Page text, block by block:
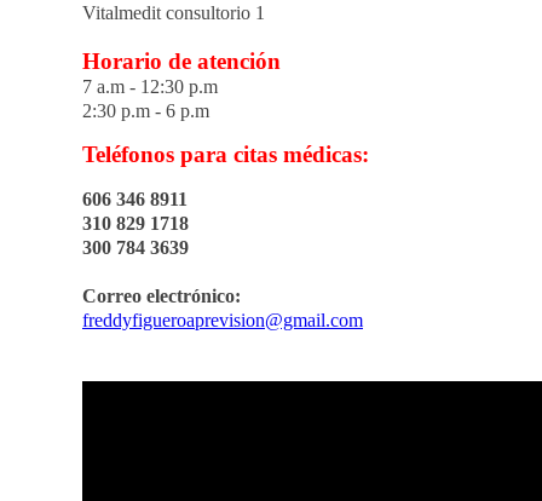
Vitalmedit consultorio 1
Horario de atención
7 a.m - 12:30 p.m
2:30 p.m - 6 p.m
Teléfonos para citas médicas:
606 346 8911
310 829 1718
300 784 3639
Correo electrónico:
freddyfigueroaprevision@gmail.com